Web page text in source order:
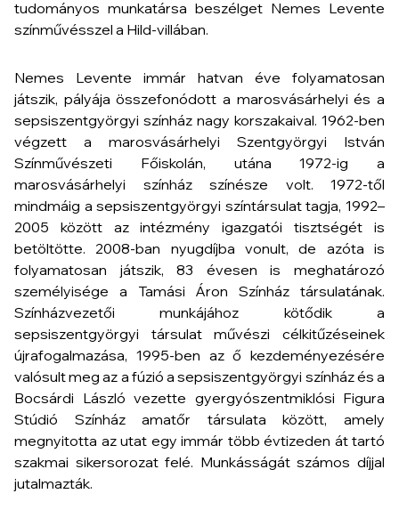
tudományos munkatársa beszélget Nemes Levente
színművésszel a Hild-villában.
Nemes Levente immár hatvan éve folyamatosan
játszik, pályája összefonódott a marosvásárhelyi és a
sepsiszentgyörgyi színház nagy korszakaival. 1962-ben
végzett a marosvásárhelyi Szentgyörgyi István
Színművészeti Főiskolán, utána 1972-ig a
marosvásárhelyi színház színésze volt. 1972-től
mindmáig a sepsiszentgyörgyi színtársulat tagja, 1992–
2005 között az intézmény igazgatói tisztségét is
betöltötte. 2008-ban nyugdíjba vonult, de azóta is
folyamatosan játszik, 83 évesen is meghatározó
személyisége a Tamási Áron Színház társulatának.
Színházvezetői munkájához kötődik a
sepsiszentgyörgyi társulat művészi célkitűzéseinek
újrafogalmazása, 1995-ben az ő kezdeményezésére
valósult meg az a fúzió a sepsiszentgyörgyi színház és a
Bocsárdi László vezette gyergyószentmiklósi Figura
Stúdió Színház amatőr társulata között, amely
megnyitotta az utat egy immár több évtizeden át tartó
szakmai sikersorozat felé. Munkásságát számos díjjal
jutalmazták.